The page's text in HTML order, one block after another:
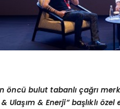
öncü bulut tabanlı çağrı
Ulaşım & Enerji” başlıklı